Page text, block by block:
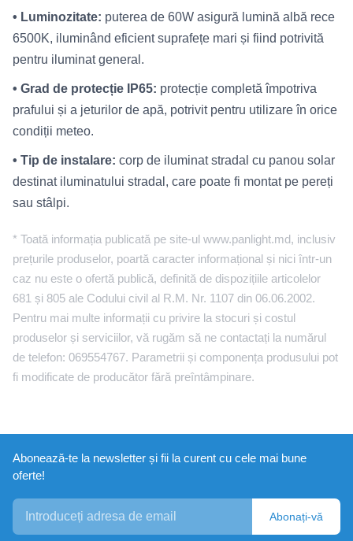
• Luminozitate: puterea de 60W asigură lumină albă rece
6500K, iluminând eficient suprafețe mari și fiind potrivită
pentru iluminat general.
• Grad de protecție IP65: protecție completă împotriva
prafului și a jeturilor de apă, potrivit pentru utilizare în orice
condiții meteo.
• Tip de instalare: corp de iluminat stradal cu panou solar
destinat iluminatului stradal, care poate fi montat pe pereți
sau stâlpi.
* Toată informația publicată pe site-ul www.panlight.md, inclusiv
prețurile produselor, poartă caracter informațional și nici într-un
caz nu este o ofertă publică, definită de dispozițiile articolelor
681 și 805 ale Codului civil al R.M. Nr. 1107 din 06.06.2002.
Pentru mai multe informații cu privire la stocuri și costul
produselor și serviciilor, vă rugăm să ne contactați la numărul
de telefon: 069554767. Parametrii și componența produsului pot
fi modificate de producător fără preîntâmpinare.
Abonează-te la newsletter și fii la curent cu cele mai bune
oferte!
Abonați-vă